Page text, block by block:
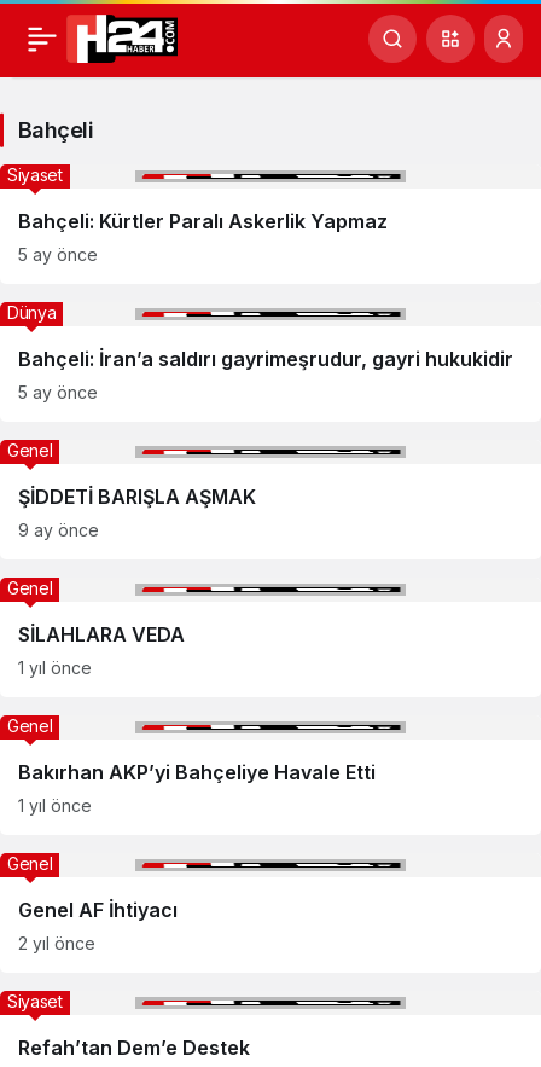
Bahçeli
Haberleri
Bahçeli
Bahçeli: Kürtler Paralı Askerlik Yapmaz
Siyaset
5 ay önce
Bahçeli: İran’a saldırı gayrimeşrudur, gayri hukukidir
Dünya
5 ay önce
ŞİDDETİ BARIŞLA AŞMAK
Genel
9 ay önce
SİLAHLARA VEDA
Genel
1 yıl önce
Bakırhan AKP’yi Bahçeliye Havale Etti
Genel
1 yıl önce
Genel AF İhtiyacı
Genel
2 yıl önce
Refah’tan Dem’e Destek
Siyaset